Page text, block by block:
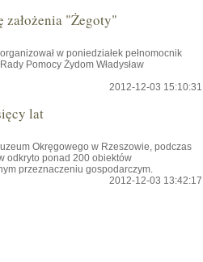
"Żegoty"
w poniedziałek pełnomocnik
Pomocy Żydom Władysław
2012-12-03 15:10:31
lat
Okręgowego w Rzeszowie, podczas
odkryto ponad 200 obiektów
przeznaczeniu gospodarczym.
2012-12-03 13:42:17